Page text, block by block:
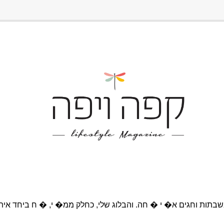
וחגים א� י � חה. והבלוג שלי, כחלק ממ� י, � ח ביחד